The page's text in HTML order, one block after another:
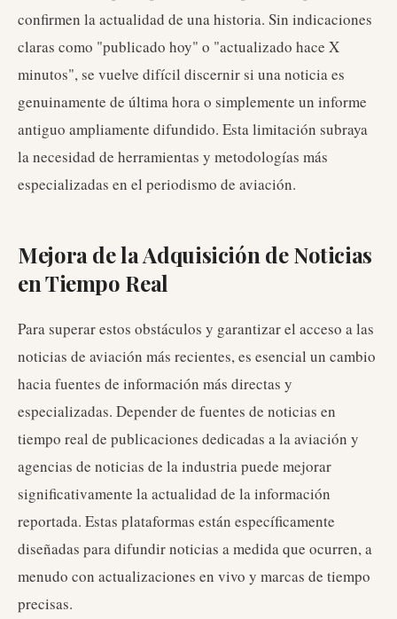
confirmen la actualidad de una historia. Sin indicaciones
claras como "publicado hoy" o "actualizado hace X
minutos", se vuelve difícil discernir si una noticia es
genuinamente de última hora o simplemente un informe
antiguo ampliamente difundido. Esta limitación subraya
la necesidad de herramientas y metodologías más
especializadas en el periodismo de aviación.
Mejora de la Adquisición de Noticias
en Tiempo Real
Para superar estos obstáculos y garantizar el acceso a las
noticias de aviación más recientes, es esencial un cambio
hacia fuentes de información más directas y
especializadas. Depender de fuentes de noticias en
tiempo real de publicaciones dedicadas a la aviación y
agencias de noticias de la industria puede mejorar
significativamente la actualidad de la información
reportada. Estas plataformas están específicamente
diseñadas para difundir noticias a medida que ocurren, a
menudo con actualizaciones en vivo y marcas de tiempo
precisas.